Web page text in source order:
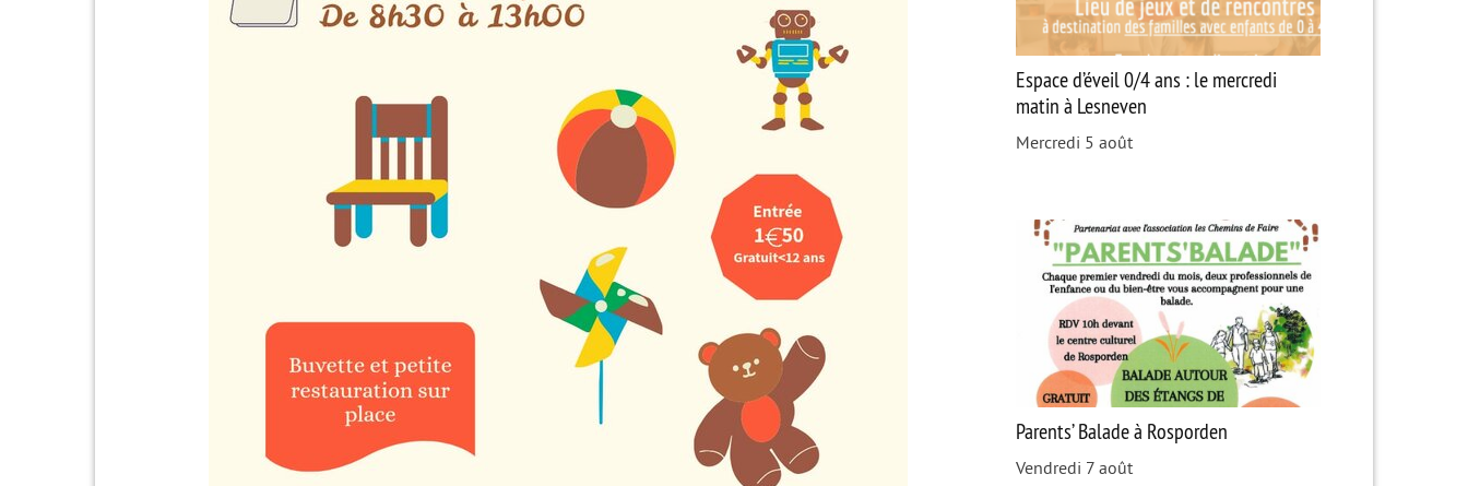
Espace d’éveil 0/4 ans : le mercredi
matin à Lesneven
Mercredi 5 août
Parents’ Balade à Rosporden
Vendredi 7 août